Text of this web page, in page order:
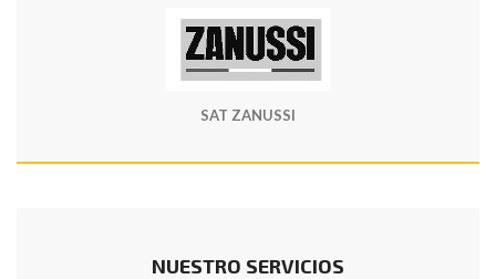
SAT ZANUSSI
NUESTRO SERVICIOS